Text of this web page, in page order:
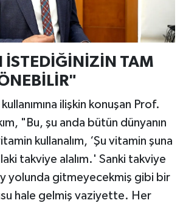
İSTEDİĞİNİZİN TAM
ilişkin konuşan Prof.
"Bu, şu anda bütün dünyanın
kullanalım, ‘Şu vitamin şuna
takviye alalım.' Sanki takviye
yolunda gitmeyecekmiş gibi bir
hale gelmiş vaziyette. Her